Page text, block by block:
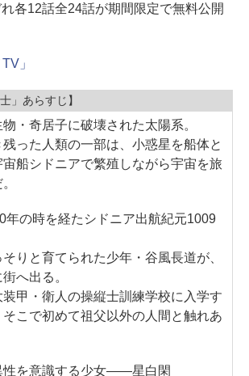
各12話全24話が期間限定で無料公開
」
」あらすじ】
・奇居子に破壊された太陽系。
った人類の一部は、小惑星を船体と
宙船シドニアで繁殖しながら宇宙を旅
年の時を経たシドニア出航紀元1009
りと育てられた少年・谷風長道が、
へ出る。
甲・衛人の操縦士訓練学校に入学す
こで初めて祖父以外の人間と触れあ
性を意識する少女――星白閑